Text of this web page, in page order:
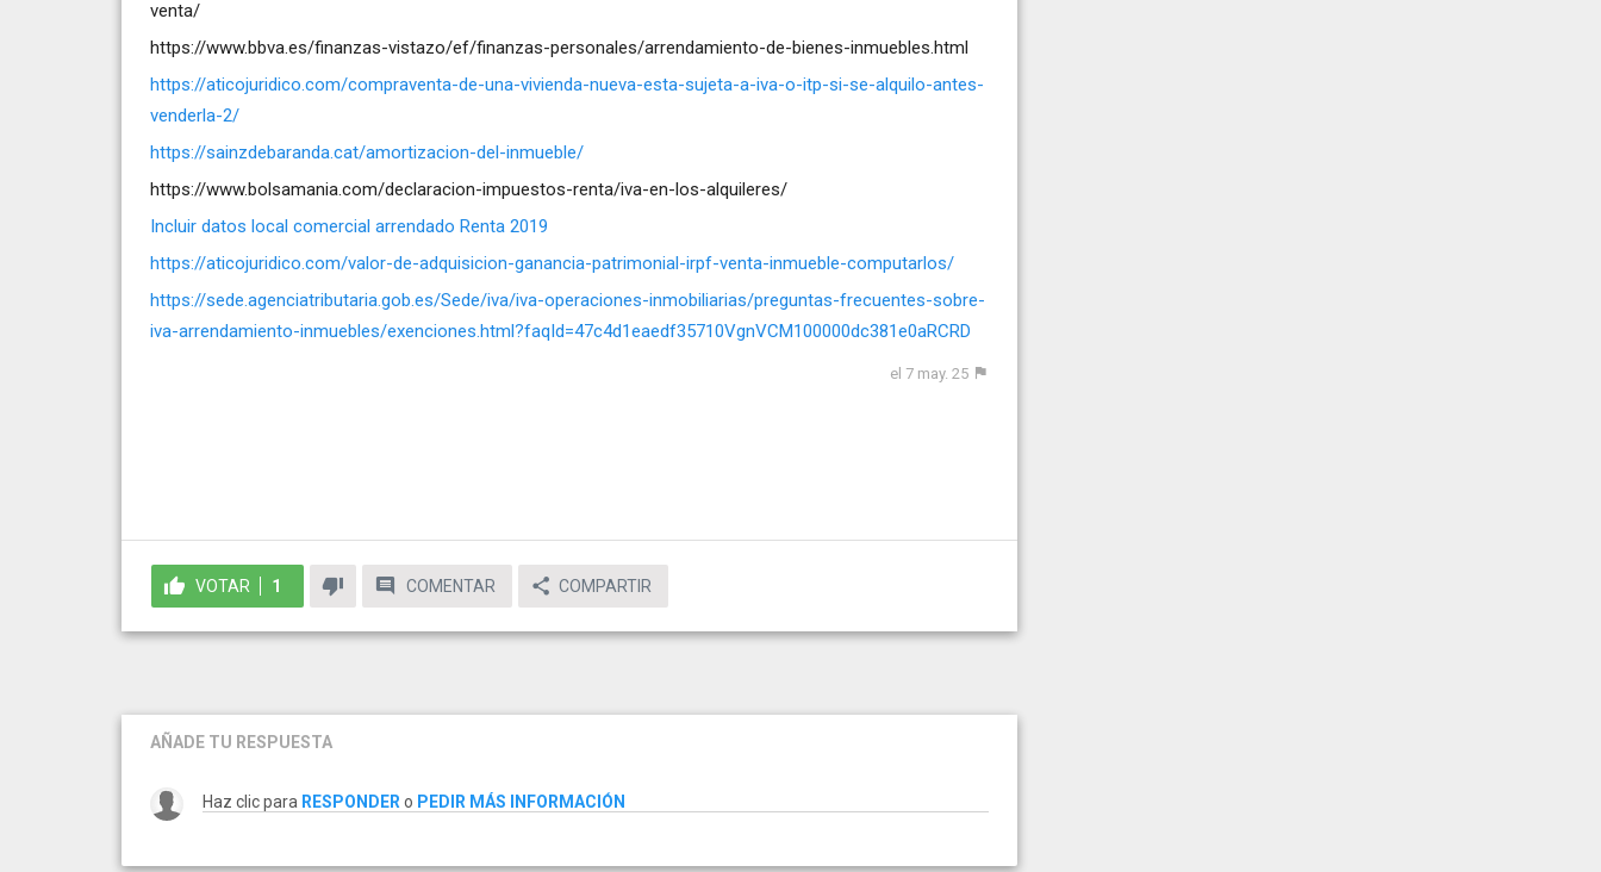
venta/
https://www.bbva.es/finanzas-vistazo/ef/finanzas-personales/arrendamiento-de-bienes-inmuebles.html
https://aticojuridico.com/compraventa-de-una-vivienda-nueva-esta-sujeta-a-iva-o-itp-si-se-alquilo-antes-
venderla-2/
https://sainzdebaranda.cat/amortizacion-del-inmueble/
https://www.bolsamania.com/declaracion-impuestos-renta/iva-en-los-alquileres/
Incluir datos local comercial arrendado Renta 2019
https://aticojuridico.com/valor-de-adquisicion-ganancia-patrimonial-irpf-venta-inmueble-computarlos/
https://sede.agenciatributaria.gob.es/Sede/iva/iva-operaciones-inmobiliarias/preguntas-frecuentes-sobre-
iva-arrendamiento-inmuebles/exenciones.html?faqId=47c4d1eaedf35710VgnVCM100000dc381e0aRCRD
el 7 may. 25
VOTAR 1 COMENTAR COMPARTIR
AÑADE TU RESPUESTA
Haz clic para RESPONDER o PEDIR MÁS INFORMACIÓN